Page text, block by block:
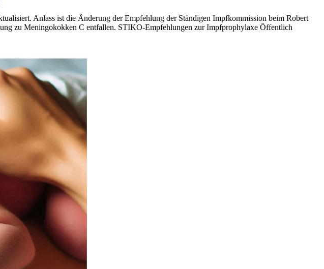
Anlass ist die Änderung der Empfehlung der Ständigen Impfkommission beim Robert
zu Meningokokken C entfallen. STIKO-Empfehlungen zur Impfprophylaxe Öffentlich